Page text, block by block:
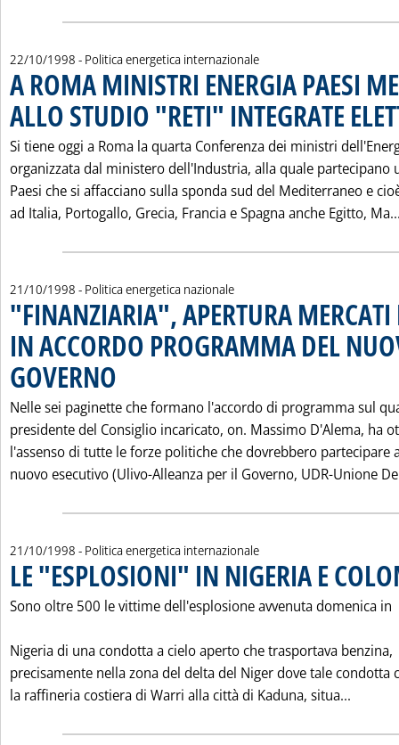
22/10/1998 - Politica energetica internazionale
A ROMA MINISTRI ENERGIA PAESI
ALLO STUDIO "RETI" INTEGRATE
Si tiene oggi a Roma la quarta Conferenza dei ministri
organizzata dal ministero dell'Industria, alla quale partecipano
Paesi che si affacciano sulla sponda sud del Mediterraneo e
ad Italia, Portogallo, Grecia, Francia e Spagna anche Egitto,
21/10/1998 - Politica energetica nazionale
"FINANZIARIA", APERTURA MERCATI
IN ACCORDO PROGRAMMA DEL
GOVERNO
Nelle sei paginette che formano l'accordo di programma sul
presidente del Consiglio incaricato, on. Massimo D'Alema, ha
l'assenso di tutte le forze politiche che dovrebbero partecipare
nuovo esecutivo (Ulivo-Alleanza per il Governo, UDR-Unione
21/10/1998 - Politica energetica internazionale
LE "ESPLOSIONI" IN NIGERIA E
Sono oltre 500 le vittime dell'esplosione avvenuta domenica in
Nigeria di una condotta a cielo aperto che trasportava benzina,
precisamente nella zona del delta del Niger dove tale condotta
la raffineria costiera di Warri alla città di Kaduna, situa...